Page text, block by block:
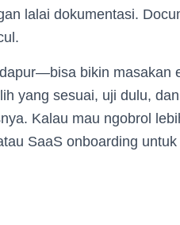
lalai dokumentasi.
bikin masakan
yang sesuai, uji dulu,
Kalau mau ngobrol
SaaS onboarding